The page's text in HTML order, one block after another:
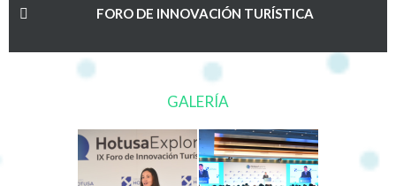
FORO DE INNOVACIÓN TURÍSTICA
Inicio del acto inaugural
Transformación y futuro del transporte aéreo
Productos turísticos. Estrategias para la
GALERÍA